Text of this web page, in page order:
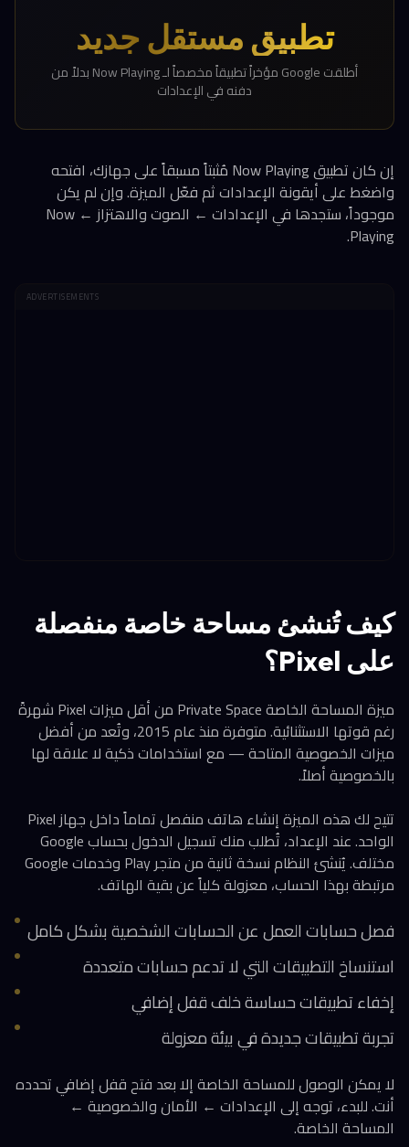
تطبيق مستقل جديد
أطلقت Google مؤخراً تطبيقاً مخصصاً لـ Now Playing بدلاً من
دفنه في الإعدادات
إن كان تطبيق Now Playing مُثبتاً مسبقاً على جهازك، افتحه
واضغط على أيقونة الإعدادات ثم فعّل الميزة. وإن لم يكن
موجوداً، ستجدها في الإعدادات ← الصوت والاهتزاز ← Now
Playing.
ADVERTISEMENTS
كيف تُنشئ مساحة خاصة منفصلة
على Pixel؟
ميزة المساحة الخاصة Private Space من أقل ميزات Pixel شهرةً
رغم قوتها الاستثنائية. متوفرة منذ عام 2015، وتُعد من أفضل
ميزات الخصوصية المتاحة — مع استخدامات ذكية لا علاقة لها
بالخصوصية أصلاً.
تتيح لك هذه الميزة إنشاء هاتف منفصل تماماً داخل جهاز Pixel
الواحد. عند الإعداد، تُطلب منك تسجيل الدخول بحساب Google
مختلف. يُنشئ النظام نسخة ثانية من متجر Play وخدمات Google
مرتبطة بهذا الحساب، معزولة كلياً عن بقية الهاتف.
فصل حسابات العمل عن الحسابات الشخصية بشكل كامل
استنساخ التطبيقات التي لا تدعم حسابات متعددة
إخفاء تطبيقات حساسة خلف قفل إضافي
تجربة تطبيقات جديدة في بيئة معزولة
لا يمكن الوصول للمساحة الخاصة إلا بعد فتح قفل إضافي تحدده
أنت. للبدء، توجه إلى الإعدادات ← الأمان والخصوصية ←
المساحة الخاصة.